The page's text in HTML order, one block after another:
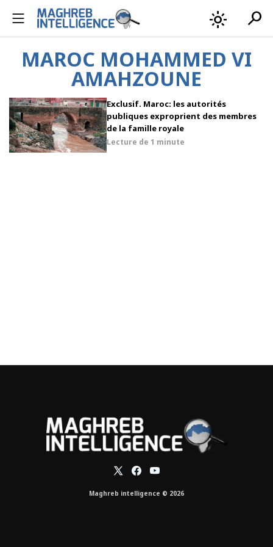
light_mode search
MAROC MOHAMMED VI
AMAHZOUNE
Exclusif. Maroc: les autorités
publiques exproprient des membres
de la famille royale
Lecture de 1 minute
Maghreb intelligence © 2026